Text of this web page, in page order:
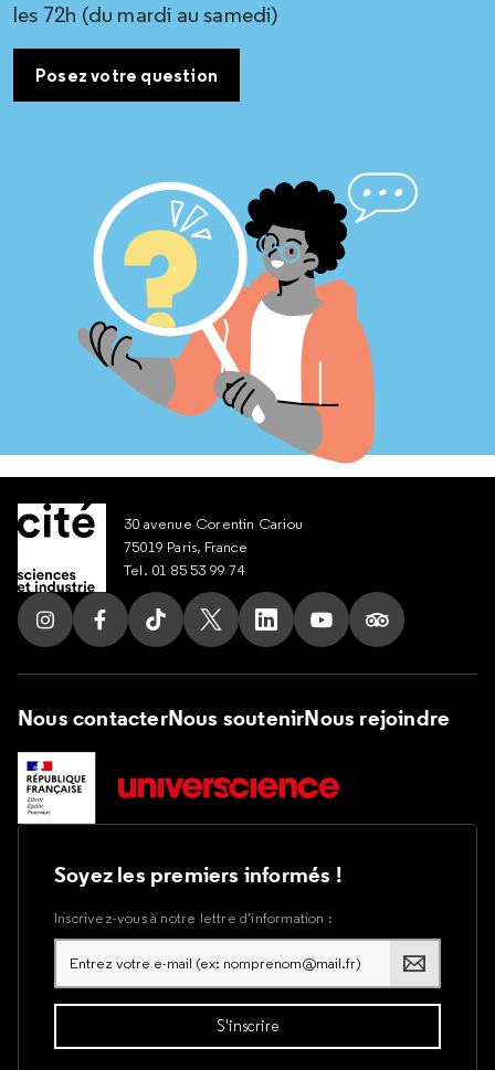
les 72h (du mardi au samedi)
Posez votre question
30 avenue Corentin Cariou
75019 Paris, France
Tel. 01 85 53 99 74
Suivez nous sur Instagram
Suivez nous sur Facebook
Suivez nous sur Tik Tok
Suivez nous sur X
Suivez nous sur LinkedIn
Suivez nous sur
Suivez nous
Nous contacterNous soutenirNous rejoindre
Soyez les premiers informés !
Inscrivez-vous à notre lettre d’information :